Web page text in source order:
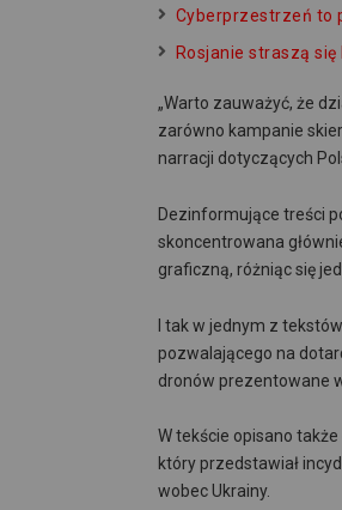
Cyberprzestrzeń to
Rosjanie straszą się
„Warto zauważyć, że
zarówno kampanie
narracji dotyczących
Dezinformujące treści
skoncentrowana
graficzną, różniąc się
I tak w jednym z
pozwalającego na
dronów prezentowane
W tekście opisano
który przedstawiał
wobec Ukrainy.